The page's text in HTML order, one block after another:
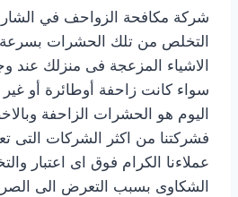
شركة مكافحة الزواحف في
التخلص من تلك الحشرات بسرعة
الاشياء المزعجة فى منزلك
سواء كانت زاحفة أوطائرة أو
اليوم هو الحشرات الزاحفة
فشركتنا من اكثر الشركات التى
عملاءنا الكرام فوق اى اعتبار
الشكاوى بسبب التعرض الى